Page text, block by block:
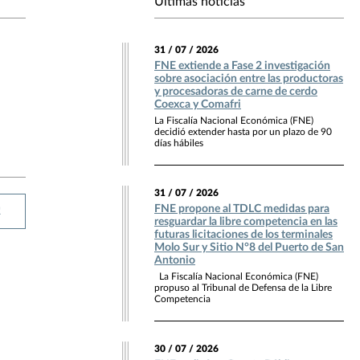
31 / 07 / 2026
FNE extiende a Fase 2 investigación
sobre asociación entre las productoras
y procesadoras de carne de cerdo
Coexca y Comafri
La Fiscalía Nacional Económica (FNE)
decidió extender hasta por un plazo de 90
días hábiles
31 / 07 / 2026
FNE propone al TDLC medidas para
resguardar la libre competencia en las
futuras licitaciones de los terminales
Molo Sur y Sitio N°8 del Puerto de San
Antonio
La Fiscalía Nacional Económica (FNE)
propuso al Tribunal de Defensa de la Libre
Competencia
30 / 07 / 2026